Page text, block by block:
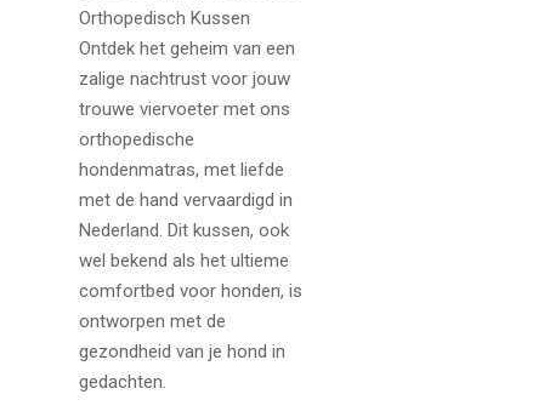
Orthopedisch Kussen
Ontdek het geheim van een
zalige nachtrust voor jouw
trouwe viervoeter met ons
orthopedische
hondenmatras, met liefde
met de hand vervaardigd in
Nederland. Dit kussen, ook
wel bekend als het ultieme
comfortbed voor honden, is
ontworpen met de
gezondheid van je hond in
gedachten.